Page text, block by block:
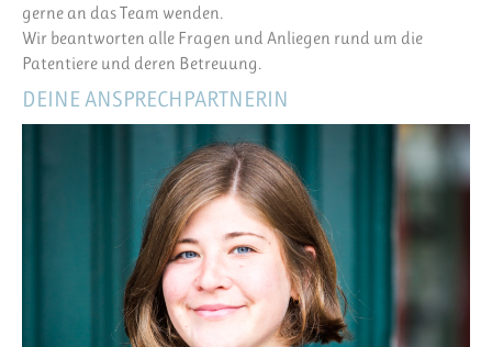
gerne an das Team wenden.
Wir beantworten alle Fragen und Anliegen rund um die
Patentiere und deren Betreuung.
DEINE ANSPRECHPARTNERIN